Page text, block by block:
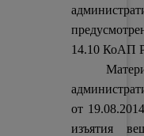
14.10 КоАП
от
изъятия